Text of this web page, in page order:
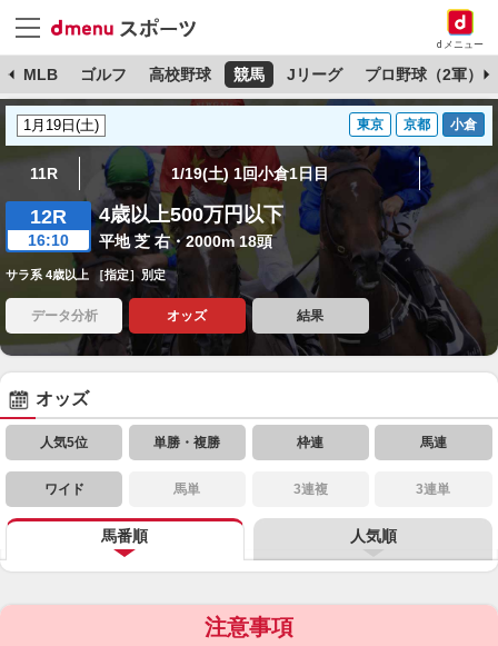
dメニュー
MLB ゴルフ 高校野球 競馬 Jリーグ プロ野球（2軍）
東京 京都 小倉
11R 1/19(土) 1回小倉1日目
12R
16:10
4歳以上500万円以下
平地 芝 右・2000m 18頭
サラ系 4歳以上 ［指定］別定
データ分析 オッズ 結果
オッズ
人気5位 単勝・複勝 枠連 馬連
ワイド 馬単 3連複 3連単
馬番順 人気順
注意事項